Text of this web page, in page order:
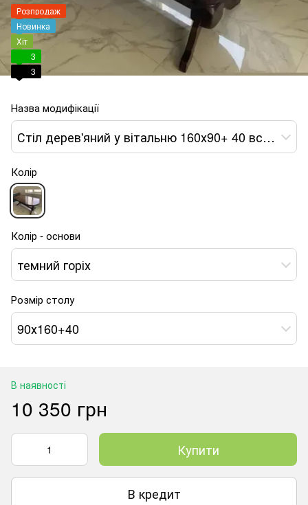
Розпродаж
Новинка
Хіт
3
3
Назва модифікації
Стіл дерев'яний у вітальню 160х90+ 40 вставка Нерб Люкс
Колір
Колір - основи
темний горіх
Розмір столу
90х160+40
В наявності
10 350 грн
Купити
В кредит